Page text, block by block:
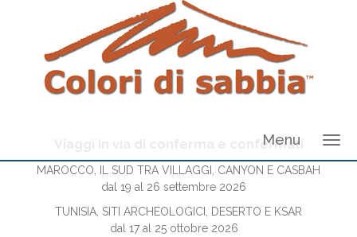
Menu
Viaggi in via di conferma e confermati
MAROCCO, IL SUD TRA VILLAGGI, CANYON E CASBAH
dal 19 al 26 settembre 2026
TUNISIA, SITI ARCHEOLOGICI, DESERTO E KSAR
dal 17 al 25 ottobre 2026